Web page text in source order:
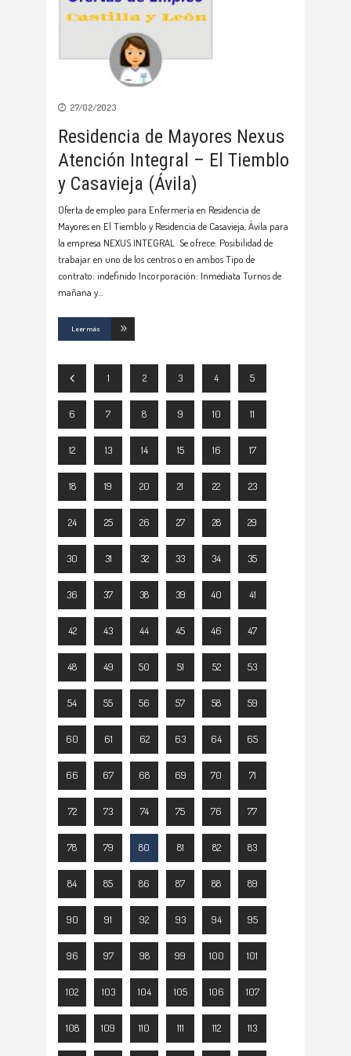
27/02/2023
Residencia de Mayores Nexus
Atención Integral – El Tiemblo
y Casavieja (Ávila)
Oferta de empleo para Enfermería en Residencia de
Mayores en El Tiemblo y Residencia de Casavieja, Ávila para
la empresa NEXUS INTEGRAL Se ofrece: Posibilidad de
trabajar en uno de los centros o en ambos Tipo de
contrato: indefinido Incorporación: Inmediata Turnos de
mañana y
Leer más
1 2 3 4 5
6 7 8 9 10 11
12 13 14 15 16 17
18 19 20 21 22 23
24 25 26 27 28 29
30 31 32 33 34 35
36 37 38 39 40 41
42 43 44 45 46 47
48 49 50 51 52 53
54 55 56 57 58 59
60 61 62 63 64 65
66 67 68 69 70 71
72 73 74 75 76 77
78 79 80 81 82 83
84 85 86 87 88 89
90 91 92 93 94 95
96 97 98 99 100 101
102 103 104 105 106 107
108 109 110 111 112 113